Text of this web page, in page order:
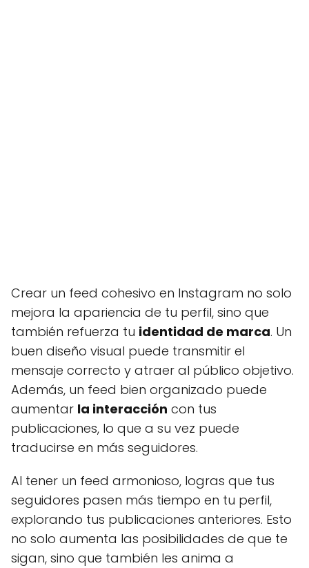
Crear un feed cohesivo en Instagram no solo
mejora la apariencia de tu perfil, sino que
también refuerza tu identidad de marca. Un
buen diseño visual puede transmitir el
mensaje correcto y atraer al público objetivo.
Además, un feed bien organizado puede
aumentar la interacción con tus
publicaciones, lo que a su vez puede
traducirse en más seguidores.
Al tener un feed armonioso, logras que tus
seguidores pasen más tiempo en tu perfil,
explorando tus publicaciones anteriores. Esto
no solo aumenta las posibilidades de que te
sigan, sino que también les anima a